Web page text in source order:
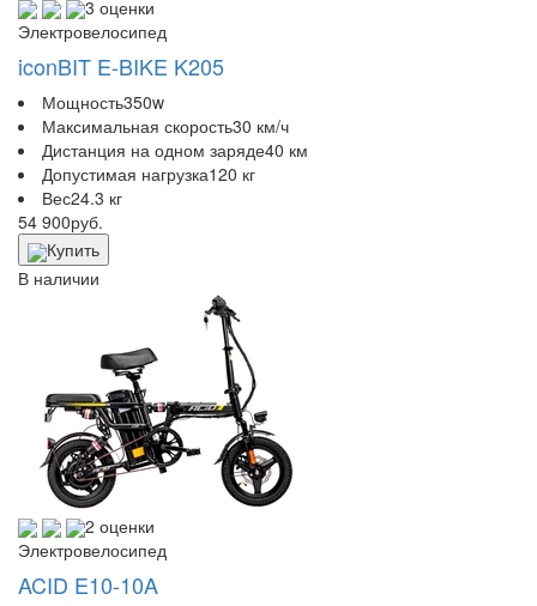
3 оценки
Электровелосипед
iconBIT E-BIKE K205
Мощность350w
Максимальная скорость30 км/ч
Дистанция на одном заряде40 км
Допустимая нагрузка120 кг
Вес24.3 кг
54 900руб.
Купить
В наличии
2 оценки
Электровелосипед
ACID E10-10A